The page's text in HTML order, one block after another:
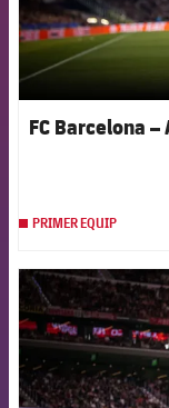
FC Barcelona
PRIMER EQUIP